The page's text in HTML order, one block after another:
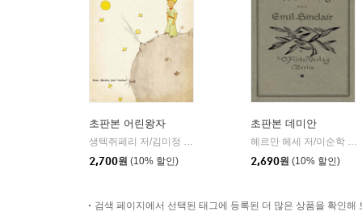
초판본 어린왕자
생텍쥐페리 저/김미정 역
2,700원 (10% 할인)
초판본 데미안
헤르만 헤세 저/이순학 역
2,690원 (10% 할인)
검색 페이지에서 선택된 태그에 등록된 더 많은 상품을 확인해